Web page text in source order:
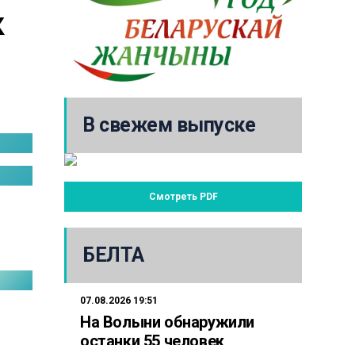
В свежем выпуске
Смотреть PDF
БЕЛТА
07.08.2026 19:51
На Волыни обнаружили
останки 55 человек,